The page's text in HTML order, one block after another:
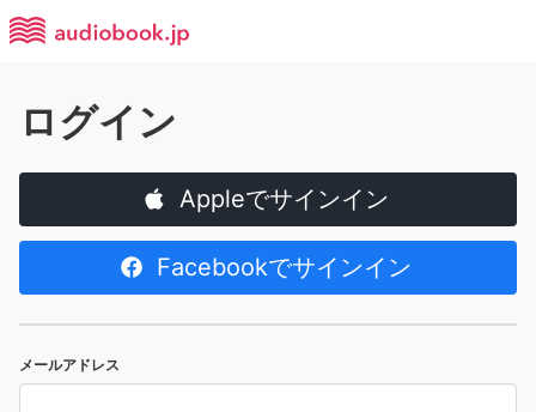
ログイン
Appleでサインイン
Facebookでサインイン
メールアドレス